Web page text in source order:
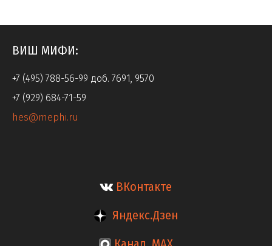
ВИШ МИФИ:
+7 (495) 788-56-99 доб. 7691, 9570
+7 (929) 684-71-59
hes@mephi.ru
ВКонтакте
Яндекс.Дзен